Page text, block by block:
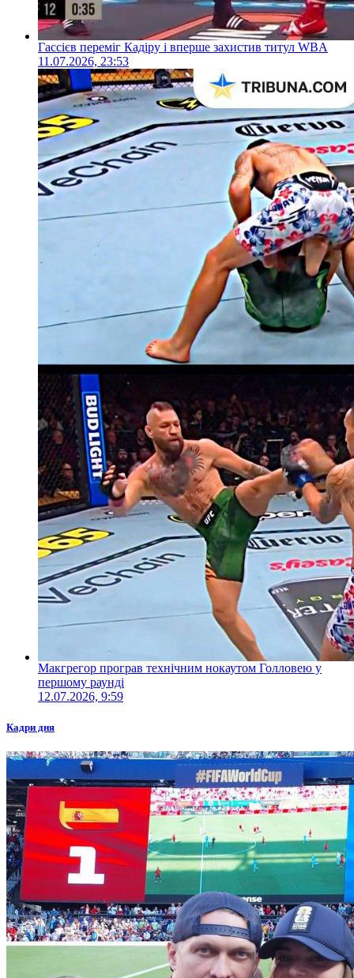
Гассієв переміг Кадіру і вперше захистив титул WBA
11.07.2026, 23:53
Макгрегор програв технічним нокаутом Голловею у
першому раунді
12.07.2026, 9:59
Кадри дня